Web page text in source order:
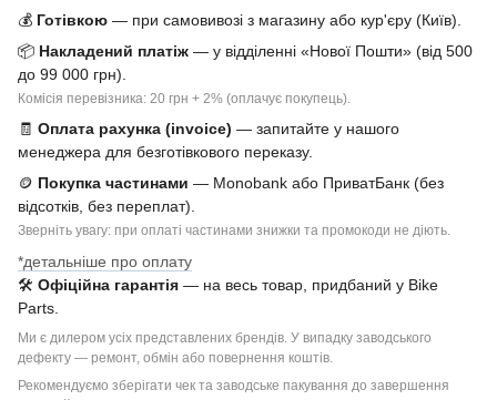
💰 Готівкою — при самовивозі з магазину або кур'єру (Київ).
📦 Накладений платіж — у відділенні «Нової Пошти» (від 500
до 99 000 грн).
Комісія перевізника: 20 грн + 2% (оплачує покупець).
🧾 Оплата рахунка (invoice) — запитайте у нашого
менеджера для безготівкового переказу.
🪙 Покупка частинами — Monobank або ПриватБанк (без
відсотків, без переплат).
Зверніть увагу: при оплаті частинами знижки та промокоди не діють.
*детальніше про оплату
🛠 Офіційна гарантія — на весь товар, придбаний у Bike
Parts.
Ми є дилером усіх представлених брендів. У випадку заводського
дефекту — ремонт, обмін або повернення коштів.
Рекомендуємо зберігати чек та заводське пакування до завершення